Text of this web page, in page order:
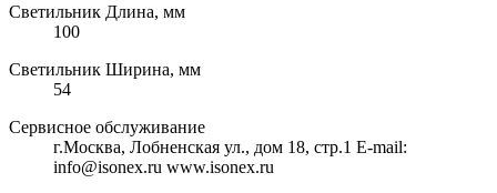
Светильник Длина, мм
100
Светильник Ширина, мм
54
Сервисное обслуживание
г.Москва, Лобненская ул., дом 18, стр.1 E-mail:
info@isonex.ru www.isonex.ru